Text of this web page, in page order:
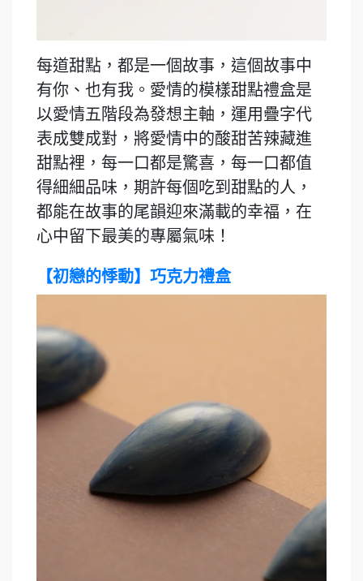
每道甜點，都是一個故事，這個故事中
有你、也有我。愛情的模樣甜點禮盒是
以愛情五階段為發想主軸，運用疊字代
表成雙成對，將愛情中的酸甜苦辣藏進
甜點裡，每一口都是驚喜，每一口都值
得細細品味，期許每個吃到甜點的人，
都能在故事的尾韻迎來滿載的幸福，在
心中留下最美的專屬氣味！
【初戀的悸動】巧克力禮盒